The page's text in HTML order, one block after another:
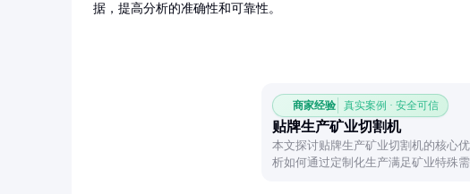
据，提高分析的准确性和可靠性。
商家经验 真实案例 · 安全可信
贴牌生产矿业切割机
本文探讨贴牌生产矿业切割机的核心
析如何通过定制化生产满足矿业特殊